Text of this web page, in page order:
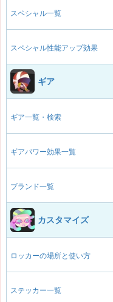
スペシャル一覧
スペシャル性能アップ効果
ギア
ギア一覧・検索
ギアパワー効果一覧
ブランド一覧
カスタマイズ
ロッカーの場所と使い方
ステッカー一覧